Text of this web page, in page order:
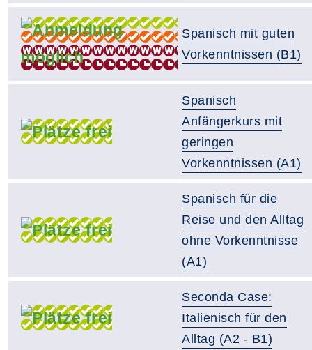
Spanisch mit guten
Vorkenntnissen (B1)
Spanisch
Anfängerkurs mit
geringen
Vorkenntnissen (A1)
Spanisch für die
Reise und den Alltag
ohne Vorkenntnisse
(A1)
Seconda Case:
Italienisch für den
Alltag (A2 - B1)